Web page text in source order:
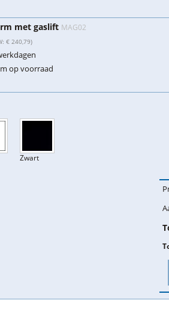
met gaslift MAG02
€ 240,79)
op voorraad
Zwart